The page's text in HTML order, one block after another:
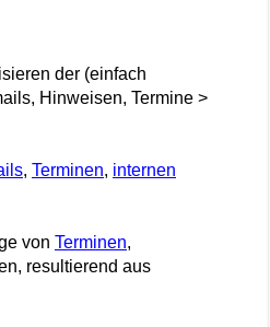
der (einfach
Hinweisen, Termine >
, Terminen, internen
von Terminen,
resultierend aus